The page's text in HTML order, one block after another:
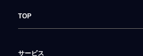
TOP
サービス